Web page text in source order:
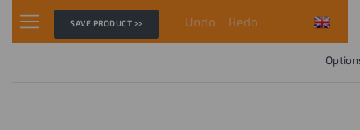
SAVE PRODUCT >> Undo Redo